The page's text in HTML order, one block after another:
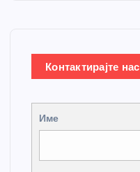
Контактирајте нас
Име